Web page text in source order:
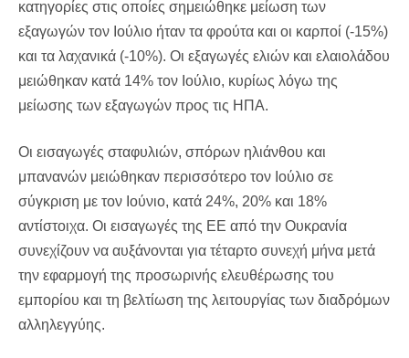
κατηγορίες στις οποίες σημειώθηκε μείωση των
εξαγωγών τον Ιούλιο ήταν τα φρούτα και οι καρποί (-15%)
και τα λαχανικά (-10%). Οι εξαγωγές ελιών και ελαιολάδου
μειώθηκαν κατά 14% τον Ιούλιο, κυρίως λόγω της
μείωσης των εξαγωγών προς τις ΗΠΑ.
Οι εισαγωγές σταφυλιών, σπόρων ηλιάνθου και
μπανανών μειώθηκαν περισσότερο τον Ιούλιο σε
σύγκριση με τον Ιούνιο, κατά 24%, 20% και 18%
αντίστοιχα. Οι εισαγωγές της ΕΕ από την Ουκρανία
συνεχίζουν να αυξάνονται για τέταρτο συνεχή μήνα μετά
την εφαρμογή της προσωρινής ελευθέρωσης του
εμπορίου και τη βελτίωση της λειτουργίας των διαδρόμων
αλληλεγγύης.